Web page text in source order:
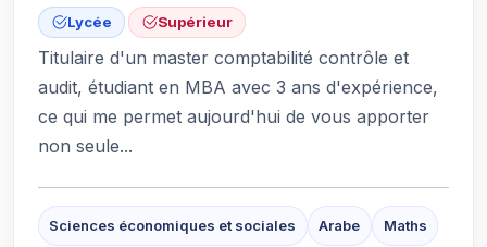
Lycée Supérieur
Titulaire d'un master comptabilité contrôle et
audit, étudiant en MBA avec 3 ans d'expérience,
ce qui me permet aujourd'hui de vous apporter
non seule...
Sciences économiques et sociales Arabe Maths